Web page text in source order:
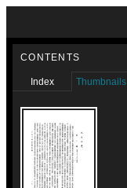
CONTENTS
Index Thumbnails